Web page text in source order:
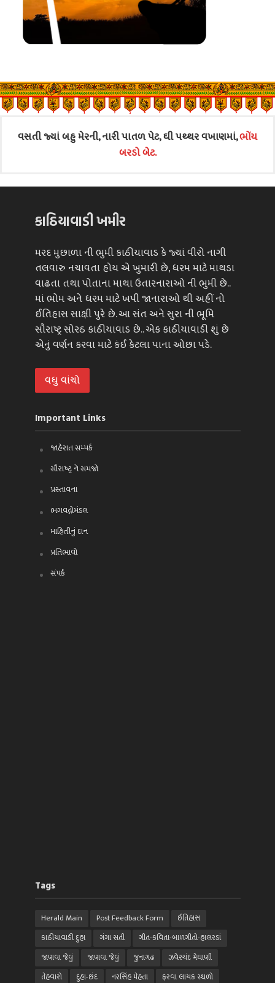
વસતી જ્યાં બહુ મેરની, નારી પાતળ પેટ, ઘી પથ્થર વખાણમાં,ભોંય
બરડો બેટ.
કાઠિયાવાડી ખમીર
મરદ મુછાળા ની ભુમી કાઠીયાવાડ કે જ્યાં વીરો નાગી
તલવારુ નચાવતા હોય એ ખુમારી છે, ધરમ માટે માથડા
વાઢતા તથા પોતાના માથા ઉતારનારાઓ ની ભુમી છે..
માં ભોમ અને ધરમ માટે ખપી જાનારાઓ થી અહીં નો
ઈતિહાસ સાક્ષી પુરે છે. આ સંત અને સુરા ની ભૂમિ
સૌરાષ્ટ્ર સોરઠ કાઠીયાવાડ છે.. એક કાઠીયાવાડી શું છે
એનું વર્ણન કરવા માટે કંઈ કેટલા પાના ઓછા પડે.
વધુ વાંચો
Important Links
જાહેરાત સમ્પર્ક
સૌરાષ્ટ્ર ને સમજો
પ્રસ્તાવના
ભગવદ્ગોમંડલ
માહિતીનું દાન
પ્રતિભાવો
સંપર્ક
Tags
Herald Main Post Feedback Form
ઈતિહાસ
કાઠીયાવાડી દુહા
ગંગા સતી
ગીત-કવિતા-બાળગીતો-હાલરડાં
જાણવા જેવું
જાણવા જેવું જુનાગઢ
ઝવેરચંદ મેઘાણી
તેહવારો
દુહા-છંદ નરસિંહ મેહતા ફરવા લાયક સ્થળો